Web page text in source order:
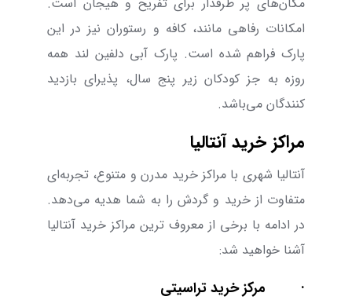
امکانات رفاهی مانند، کافه و رستوران نیز در این
پارک فراهم شده است. پارک آبی دلفین لند همه
‌روزه به ‌جز کودکان زیر پنج سال، پذیرای بازدید
کنندگان می‌باشد.
مراکز خرید آنتالیا
آنتالیا شهری با مراکز خرید مدرن و متنوع، تجربه‌ای
متفاوت از خرید و گردش را به شما هدیه می‌‌دهد.
در ادامه با برخی از معروف ترین مراکز خرید آنتالیا
آشنا خواهید شد:
· مرکز خرید تراسیتی